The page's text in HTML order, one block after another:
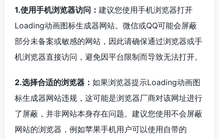
1.使用手机浏览器访问： 建议您使用手机浏览器打开
Loading动画图标生成器网站。微信或QQ可能会屏蔽
部分未备案或敏感的网站，因此请确保通过浏览器或手
机浏览器直接访问，避免因平台限制而导致无法打开。
2.选择合适的浏览器： 如果浏览器提示Loading动画图
标生成器网站违规，这可能是浏览器厂商对该网址进行
了屏蔽，并非网站本身存在问题。建议您使用不会屏蔽
网站的浏览器，例如苹果手机用户可以使用自带的